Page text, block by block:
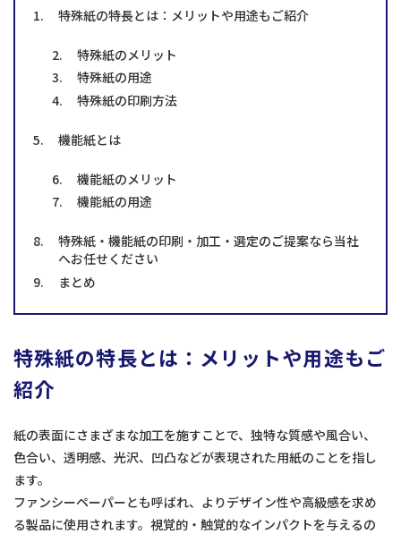
特殊紙の特長とは：メリットや用途もご紹介
特殊紙のメリット
特殊紙の用途
特殊紙の印刷方法
機能紙とは
機能紙のメリット
機能紙の用途
特殊紙・機能紙の印刷・加工・選定のご提案なら当社
へお任せください
まとめ
特殊紙の特長とは：メリットや用途もご
紹介
紙の表面にさまざまな加工を施すことで、独特な質感や風合い、
色合い、透明感、光沢、凹凸などが表現された用紙のことを指し
ます。
ファンシーペーパーとも呼ばれ、よりデザイン性や高級感を求め
る製品に使用されます。視覚的・触覚的なインパクトを与えるの